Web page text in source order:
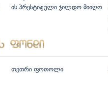
ის პრესტიჟული ჯილდო მიიღო
თეთრი ფოთოლი